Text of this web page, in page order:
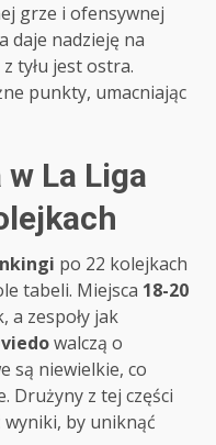
grze i ofensywnej
daje nadzieję na
tyłu jest ostra.
punkty, umacniając
La Liga
po 22 kolejkach
tabeli. Miejsca 18-20
a zespoły jak
walczą o
są niewielkie, co
Drużyny z tej części
by uniknąć